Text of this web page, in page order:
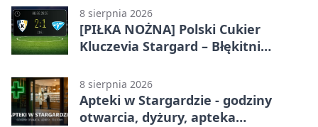
8 sierpnia 2026
[PIŁKA NOŻNA] Polski Cukier
Kluczevia Stargard – Błękitni
Lidze Grupa 2 (Grupa II)
8 sierpnia 2026
Apteki w Stargardzie - godziny
otwarcia, dyżury, apteka